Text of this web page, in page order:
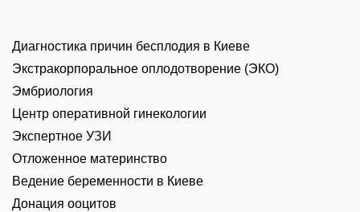
Диагностика причин бесплодия в Киеве
Экстракорпоральное оплодотворение (ЭКО)
Эмбриология
Центр оперативной гинекологии
Экспертное УЗИ
Отложенное материнство
Ведение беременности в Киеве
Донация ооцитов